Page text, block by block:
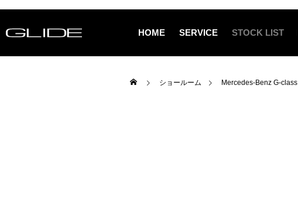
HOME SERVICE STOCK LIST
ショールーム Mercedes-Benz G-class